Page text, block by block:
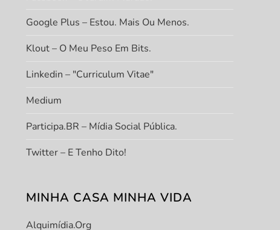
Google Plus – Estou. Mais Ou Menos.
Klout – O Meu Peso Em Bits.
Linkedin – "Curriculum Vitae"
Medium
Participa.BR – Mídia Social Pública.
Twitter – E Tenho Dito!
MINHA CASA MINHA VIDA
Alquimídia.org